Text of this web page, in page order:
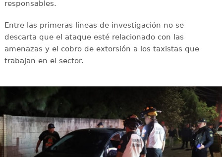
responsables.
Entre las primeras líneas de investigación no se
descarta que el ataque esté relacionado con las
amenazas y el cobro de extorsión a los taxistas que
trabajan en el sector.